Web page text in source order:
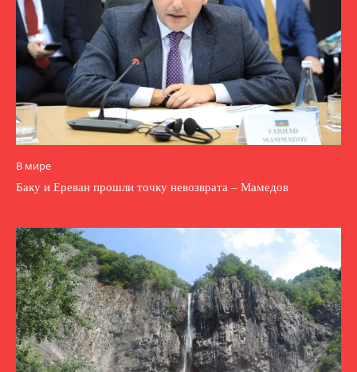
В мире
Баку и Ереван прошли точку невозврата – Мамедов